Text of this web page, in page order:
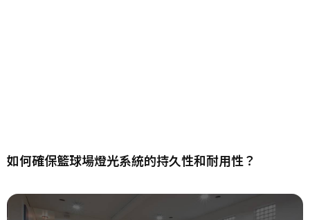
如何確保籃球場燈光系統的持久性和耐用性？